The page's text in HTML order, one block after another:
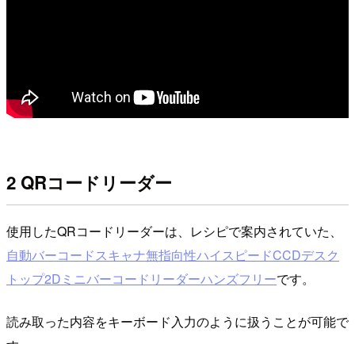
2 QRコードリーダー
使用したQRコードリーダーは、レシピで案内されていた、
自動バーコードスキャナ無指向性ハイスピードCCDデスク
トップ2Dミニバーコードリーダーハンズフリーです。
読み取った内容をキーボード入力のように扱うことが可能で